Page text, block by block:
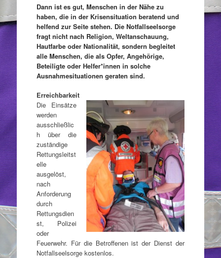
Dann ist es gut, Menschen in der Nähe zu
haben, die in der Krisensituation beratend und
helfend zur Seite stehen. Die Notfallseelsorge
fragt nicht nach Religion, Weltanschauung,
Hautfarbe oder Nationalität, sondern begleitet
alle Menschen, die als Opfer, Angehörige,
Beteiligte oder Helfer*innen in solche
Ausnahmesituationen geraten sind.
Erreichbarkeit
Die Einsätze
werden
ausschließlic
h über die
zuständige
Rettungsleitst
elle
ausgelöst,
nach
Anforderung
durch
Rettungsdien
st, Polizei
oder
Feuerwehr. Für die Betroffenen ist der Dienst der
Notfallseelsorge kostenlos.